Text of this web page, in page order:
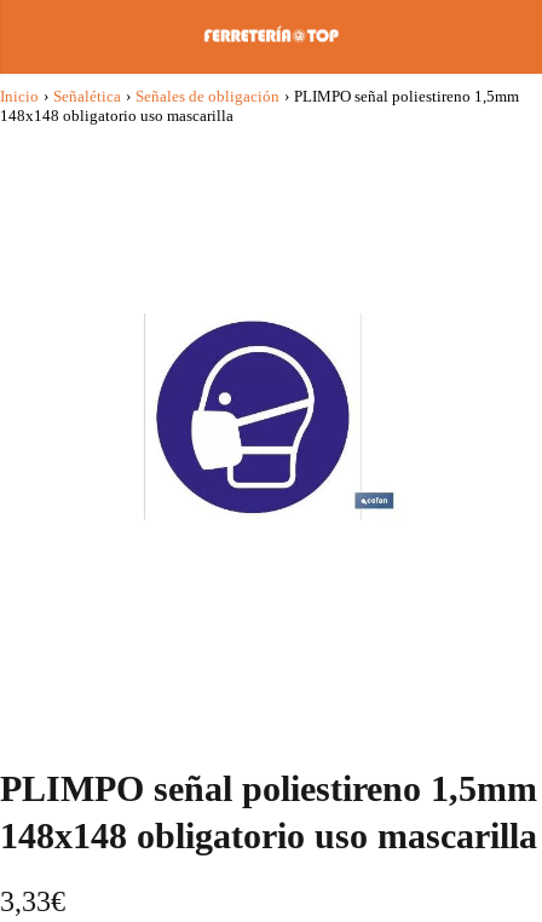
Inicio › Señalética › Señales de obligación › PLIMPO señal poliestireno 1,5mm
148x148 obligatorio uso mascarilla
PLIMPO señal poliestireno 1,5mm
148x148 obligatorio uso mascarilla
3,33€